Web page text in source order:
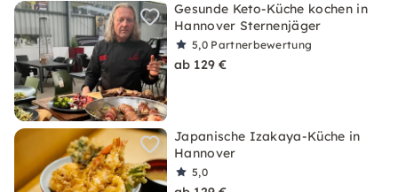
Gesunde Keto-Küche kochen in
Hannover Sternenjäger
5,0 Partnerbewertung
ab 129 €
Japanische Izakaya-Küche in
Hannover
5,0